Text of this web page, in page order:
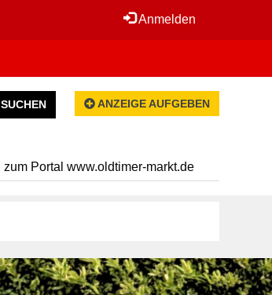
Anmelden
SUCHEN ANZEIGE AUFGEBEN
zum Portal www.oldtimer-markt.de